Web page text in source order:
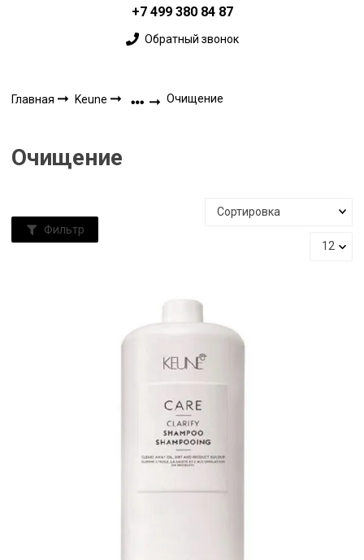
+7 499 380 84 87
Обратный звонок
Главная Keune Очищение
Очищение
Фильтр